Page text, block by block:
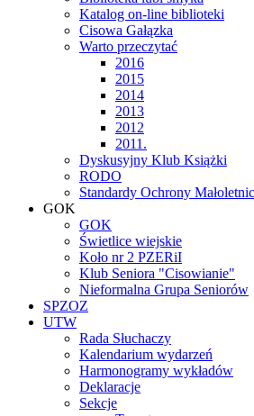
Katalog on-line biblioteki
Cisowa Gałązka
Warto przeczytać
2016
2015
2014
2013
2012
2011.
Dyskusyjny Klub Książki
RODO
Standardy Ochrony
GOK
GOK
Świetlice wiejskie
Koło nr 2 PZERiI
Klub Seniora "Cisowianie"
Nieformalna Grupa Seniorów
SPZOZ
UTW
Rada Słuchaczy
Kalendarium wydarzeń
Harmonogramy wykładów
Deklaracje
Sekcje